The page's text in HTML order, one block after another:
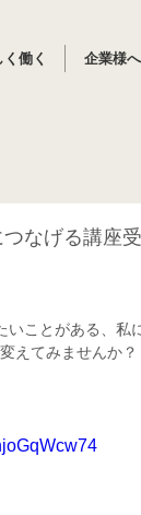
働く 企業様へ
なげる講座
ことがある、私
えてみませんか